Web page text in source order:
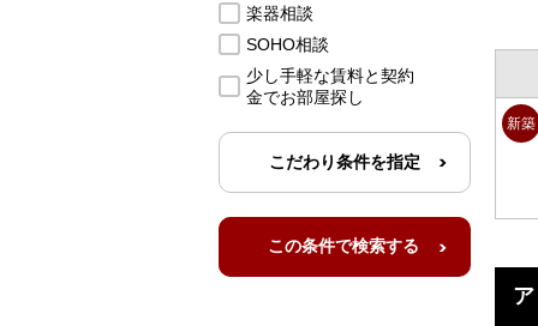
新築
楽器相談
SOHO相談
少し手軽な賃料と契約
金でお部屋探し
こだわり条件を指定